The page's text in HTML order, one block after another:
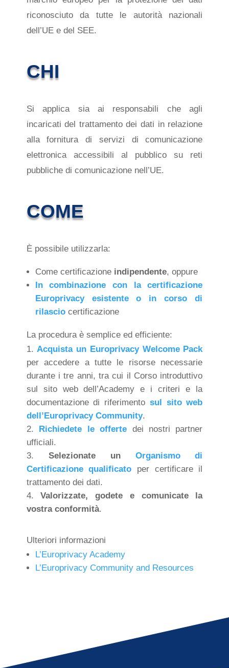
riconosciuto da tutte le autorità nazionali
dell’UE e del SEE.
CHI
Si applica sia ai responsabili che agli
incaricati del trattamento dei dati in relazione
allafornitura di servizi di comunicazione
elettronica accessibili al pubblico su reti
pubbliche di comunicazione nell’UE.
COME
È possibile utilizzarla:
Come certificazione indipendente, oppure
In combinazione con la certificazione
Europrivacy esistente o in corso di
rilasciocertificazione
La procedura è semplice ed efficiente:
Acquista un Europrivacy Welcome Pack
per accedere a tutte le risorse necessarie
durante i tre anni, tra cui il Corso introduttivo
sul sito web dell’Academy e i criteri e la
documentazione di riferimento sul sito web
dell’Europrivacy Community.
Richiedete le offerte dei nostri partner
ufficiali.
Selezionateun Organismo di
Certificazione qualificato per certificare il
trattamento dei dati.
Valorizzate, godete e comunicate la
vostra conformità.
Ulteriori informazioni
L’Europrivacy Academy
L’Europrivacy Community and Resources